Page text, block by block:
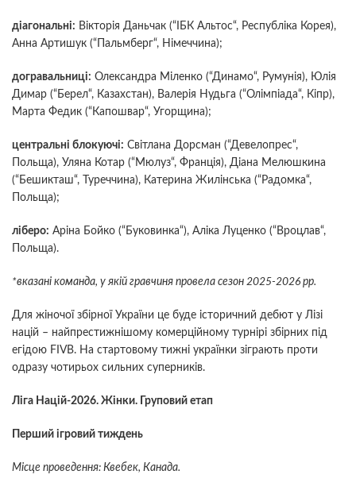
діагональні: Вікторія Даньчак (“ІБК Альтос“, Республіка Корея),
Анна Артишук (“Пальмберг“, Німеччина);
догравальниці: Олександра Міленко (“Динамо“, Румунія), Юлія
Димар (“Берел“, Казахстан), Валерія Нудьга (“Олімпіада“, Кіпр),
Марта Федик (“Капошвар“, Угорщина);
центральні блокуючі: Світлана Дорсман (“Девелопрес“,
Польща), Уляна Котар (“Мюлуз“, Франція), Діана Мелюшкина
(“Бешикташ“, Туреччина), Катерина Жилінська (“Радомка“,
Польща);
ліберо: Аріна Бойко (“Буковинка“), Аліка Луценко (“Вроцлав“,
Польща).
*вказані команда, у якій гравчиня провела сезон 2025-2026 рр.
Для жіночої збірної України це буде історичний дебют у Лізі
націй – найпрестижнішому комерційному турнірі збірних під
егідою FIVB. На стартовому тижні українки зіграють проти
одразу чотирьох сильних суперників.
Ліга Націй-2026. Жінки. Груповий етап
Перший ігровий тиждень
Місце проведення: Квебек, Канада.